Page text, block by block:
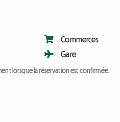
Commerces
Gare
lorsque la réservation est confirmée.